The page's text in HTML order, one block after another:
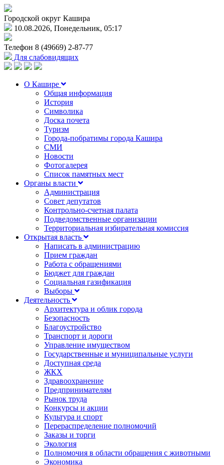
Городской округ Кашира
10.08.2026, Понедельник, 05:17
Телефон 8 (49669) 2-87-77
Для слабовидящих
О Кашире
Общая информация
История
Символика
Доска почета
Туризм
Города-побратимы города Кашира
СМИ
Новости
Фотогалерея
Список памятных мест
Органы власти
Администрация
Совет депутатов
Контрольно-счетная палата
Подведомственные организации
Территориальная избирательная комиссия
Открытая власть
Написать в администрацию
Прием граждан
Работа с обращениями
Бюджет для граждан
Социальная газификация
Выборы
Деятельность
Архитектура и облик города
Безопасность
Благоустройство
Транспорт и дороги
Управление имуществом
Государственные и муниципальные услуги
Доступная среда
ЖКХ
Здравоохранение
Предпринимателям
Рынок труда
Конкурсы и акции
Культура и спорт
Перераспределение полномочий
Заказы и торги
Экология
Полномочия в области обращения с животными
Экономика